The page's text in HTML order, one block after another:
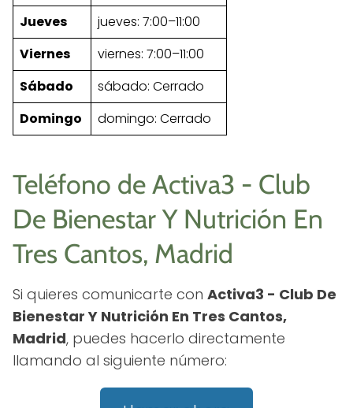
Jueves
jueves: 7:00–11:00
Viernes
viernes: 7:00–11:00
Sábado
sábado: Cerrado
Domingo
domingo: Cerrado
Teléfono de Activa3 - Club
De Bienestar Y Nutrición En
Tres Cantos, Madrid
Si quieres comunicarte con Activa3 - Club De
Bienestar Y Nutrición En Tres Cantos,
Madrid, puedes hacerlo directamente
llamando al siguiente número: